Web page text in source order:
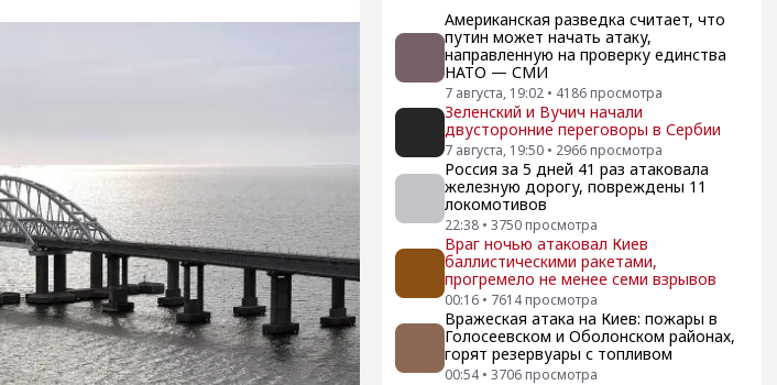
Американская разведка считает, что
путин может начать атаку,
направленную на проверку единства
НАТО — СМИ
7 августа, 19:02 • 4186 просмотра
Зеленский и Вучич начали
двусторонние переговоры в Сербии
7 августа, 19:50 • 2966 просмотра
Россия за 5 дней 41 раз атаковала
железную дорогу, повреждены 11
локомотивов
22:38 • 3750 просмотра
Враг ночью атаковал Киев
баллистическими ракетами,
прогремело не менее семи взрывов
00:16 • 7614 просмотра
Вражеская атака на Киев: пожары в
Голосеевском и Оболонском районах,
горят резервуары с топливом
00:54 • 3706 просмотра